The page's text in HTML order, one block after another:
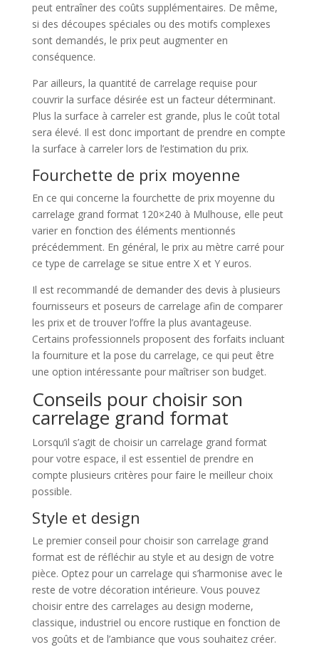
peut entraîner des coûts supplémentaires. De même,
si des découpes spéciales ou des motifs complexes
sont demandés, le prix peut augmenter en
conséquence.
Par ailleurs, la quantité de carrelage requise pour
couvrir la surface désirée est un facteur déterminant.
Plus la surface à carreler est grande, plus le coût total
sera élevé. Il est donc important de prendre en compte
la surface à carreler lors de l’estimation du prix.
Fourchette de prix moyenne
En ce qui concerne la fourchette de prix moyenne du
carrelage grand format 120×240 à Mulhouse, elle peut
varier en fonction des éléments mentionnés
précédemment. En général, le prix au mètre carré pour
ce type de carrelage se situe entre X et Y euros.
Il est recommandé de demander des devis à plusieurs
fournisseurs et poseurs de carrelage afin de comparer
les prix et de trouver l’offre la plus avantageuse.
Certains professionnels proposent des forfaits incluant
la fourniture et la pose du carrelage, ce qui peut être
une option intéressante pour maîtriser son budget.
Conseils pour choisir son
carrelage grand format
Lorsqu’il s’agit de choisir un carrelage grand format
pour votre espace, il est essentiel de prendre en
compte plusieurs critères pour faire le meilleur choix
possible.
Style et design
Le premier conseil pour choisir son carrelage grand
format est de réfléchir au style et au design de votre
pièce. Optez pour un carrelage qui s’harmonise avec le
reste de votre décoration intérieure. Vous pouvez
choisir entre des carrelages au design moderne,
classique, industriel ou encore rustique en fonction de
vos goûts et de l’ambiance que vous souhaitez créer.